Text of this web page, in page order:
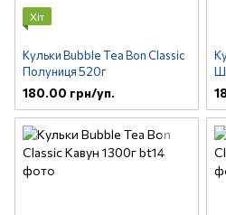
Хіт
Кульки Bubble Tea Bon Classic
Полуниця 520г
180.00 грн/уп.